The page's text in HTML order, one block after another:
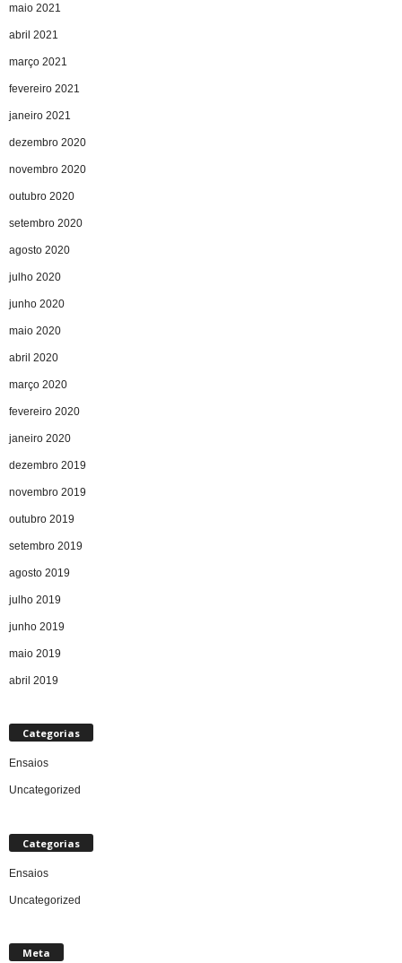
maio 2021
abril 2021
março 2021
fevereiro 2021
janeiro 2021
dezembro 2020
novembro 2020
outubro 2020
setembro 2020
agosto 2020
julho 2020
junho 2020
maio 2020
abril 2020
março 2020
fevereiro 2020
janeiro 2020
dezembro 2019
novembro 2019
outubro 2019
setembro 2019
agosto 2019
julho 2019
junho 2019
maio 2019
abril 2019
Categorias
Ensaios
Uncategorized
Categorias
Ensaios
Uncategorized
Meta